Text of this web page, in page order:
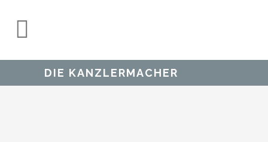
DIE KANZLERMACHER